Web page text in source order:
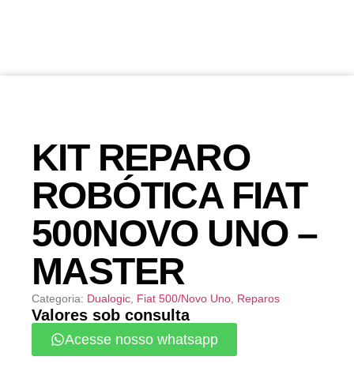
KIT REPARO
ROBÓTICA FIAT
500NOVO UNO –
MASTER
Categoria: Dualogic Fiat 500/Novo Uno Reparos
Valores sob consulta
Acesse nosso whatsapp